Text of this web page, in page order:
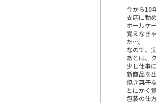
今から10
支店に勤
ホールケ
覚えなき
た…。
なので、
あとは、
少し仕事
新商品を
焼き菓子
とにかく
包装の仕